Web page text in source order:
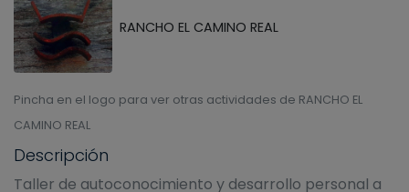
RANCHO EL CAMINO REAL
Pincha en el logo para ver otras actividades de RANCHO EL
CAMINO REAL
Descripción
Taller de autoconocimiento y desarrollo personal a